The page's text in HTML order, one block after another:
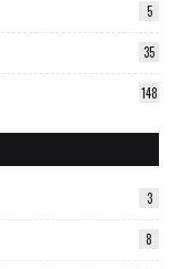
5
35
148
3
8